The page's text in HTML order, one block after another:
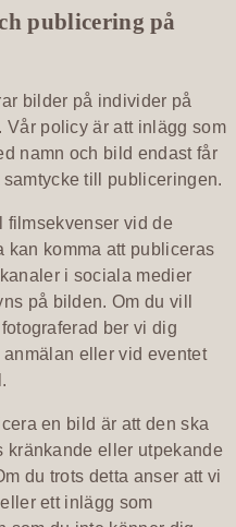
publicering på
bilder på individer på
Vår policy är att inlägg som
namn och bild endast får
till publiceringen.
filmsekvenser vid de
kan komma att publiceras
i sociala medier
på bilden. Om du vill
ber vi dig
eller vid eventet
en bild är att den ska
kränkande eller utpekande
du trots detta anser att vi
ett inlägg som